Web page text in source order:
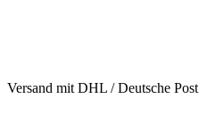
Versand mit DHL / Deutsche Post